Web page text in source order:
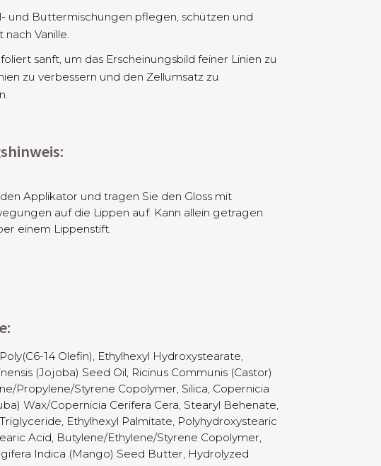
und Buttermischungen pflegen, schützen und
Vanille.
sanft, um das Erscheinungsbild feiner Linien zu
zu verbessern und den Zellumsatz zu
Applikator und tragen Sie den Gloss mit
auf die Lippen auf. Kann allein getragen
einem Lippenstift.
14 Olefin), Ethylhexyl Hydroxystearate,
(Jojoba) Seed Oil, Ricinus Communis (Castor)
Propylene/Styrene Copolymer, Silica, Copernicia
Wax/Copernicia Cerifera Cera, Stearyl Behenate,
Ethylhexyl Palmitate, Polyhydroxystearic
Acid, Butylene/Ethylene/Styrene Copolymer,
Indica (Mango) Seed Butter, Hydrolyzed